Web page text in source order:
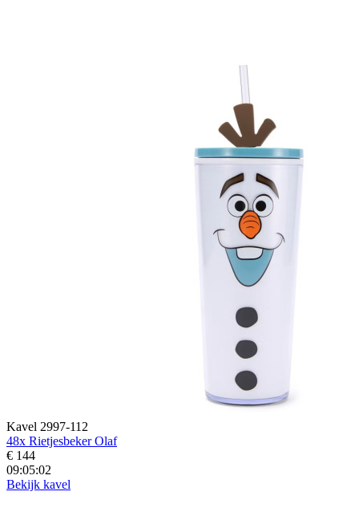
Kavel 2997-112
48x Rietjesbeker Olaf
€ 144
09:05:00
Bekijk kavel